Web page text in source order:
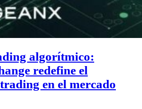
algorítmico:
redefine el
en el mercado